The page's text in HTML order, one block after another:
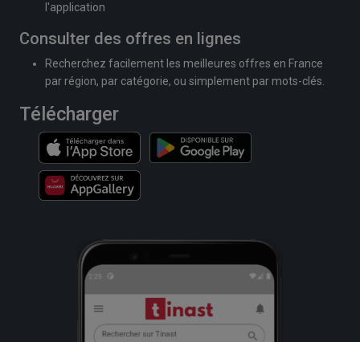
l'application
Consulter des offres en lignes
Recherchez facilement les meilleures offres en France
par région, par catégorie, ou simplement par mots-clés.
Télécharger